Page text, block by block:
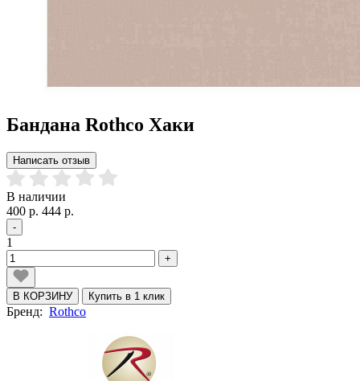
Бандана Rothco Хаки
Написать отзыв
В наличии
400 р. 444 р.
-
1
+
В КОРЗИНУ Купить в 1 клик
Бренд: Rothco